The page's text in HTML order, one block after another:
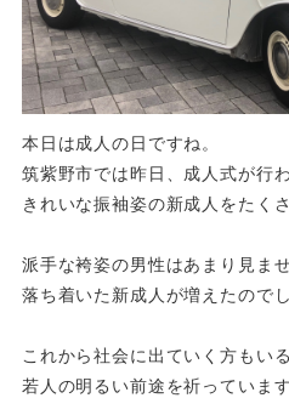
本日は成人の日ですね。
筑紫野市では昨日、成人式が行
きれいな振袖姿の新成人をたく
派手な袴姿の男性はあまり見ま
落ち着いた新成人が増えたので
これから社会に出ていく方もい
若人の明るい前途を祈っています